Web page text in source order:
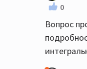
0
Вопрос